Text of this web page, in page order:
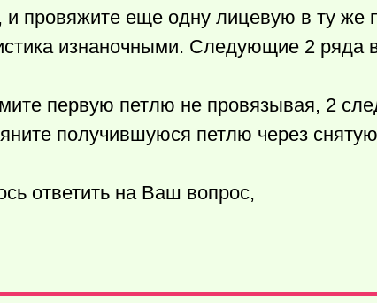
и провяжите еще одну лицевую в ту
изнаночными. Следующие 2 ряда
первую петлю не провязывая, 2
получившуюся петлю через
ответить на Ваш вопрос,